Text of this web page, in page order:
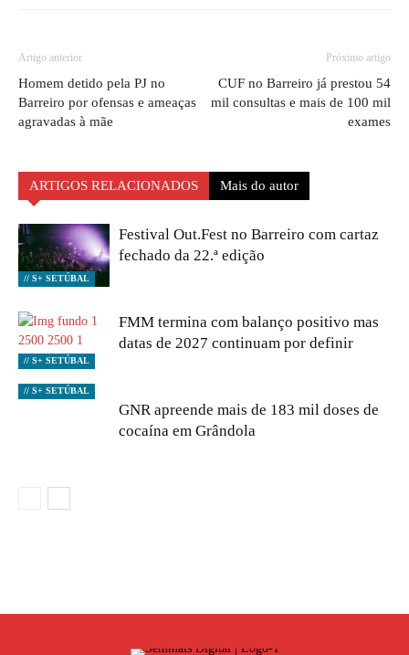
Artigo anterior
Homem detido pela PJ no
Barreiro por ofensas e ameaças
agravadas à mãe
Próximo artigo
CUF no Barreiro já prestou 54
mil consultas e mais de 100 mil
exames
ARTIGOS RELACIONADOS Mais do autor
// S+ SETÚBAL
Festival Out.Fest no Barreiro com cartaz
fechado da 22.ª edição
// S+ SETÚBAL
FMM termina com balanço positivo mas
datas de 2027 continuam por definir
// S+ SETÚBAL
GNR apreende mais de 183 mil doses de
cocaína em Grândola